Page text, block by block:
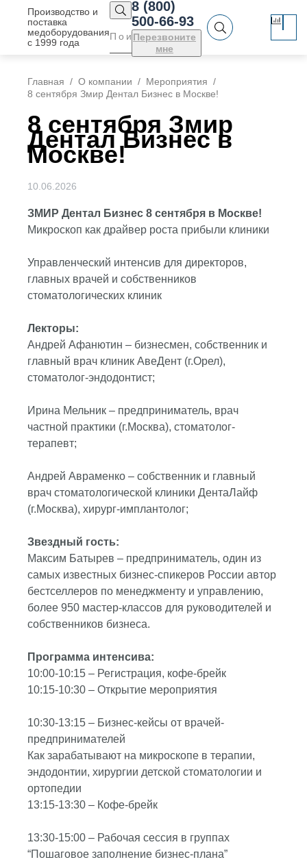
Производство и
поставка
медоборудования
с 1999 года
8 (800)
500-66-93
Перезвоните
мне
Главная О компании
Мероприятия
8 сентября Змир Дентал Бизнес в Москве!
8 сентября Змир
Дентал Бизнес в
Москве!
10.06.2026
ЗМИР Дентал Бизнес 8 сентября в Москве!
Микроскоп как драйвер роста прибыли клиники
Управленческий интенсив для директоров,
главных врачей и собственников
стоматологических клиник
Лекторы:
Андрей Афанютин – бизнесмен, собственник и
главный врач клиник АвеДент (г.Орел),
стоматолог-эндодонтист;
Ирина Мельник – предприниматель, врач
частной практики (г.Москва), стоматолог-
терапевт;
Андрей Авраменко – собственник и главный
врач стоматологической клиники ДентаЛайф
(г.Москва), хирург-имплантолог;
Звездный гость:
Максим Батырев – предприниматель, один из
самых известных бизнес-спикеров России автор
бестселлеров по менеджменту и управлению,
более 950 мастер-классов для руководителей и
собственников бизнеса.
Программа интенсива:
10:00-10:15 – Регистрация, кофе-брейк
10:15-10:30 – Открытие мероприятия
10:30-13:15 – Бизнес-кейсы от врачей-
предпринимателей
Как зарабатывают на микроскопе в терапии,
эндодонтии, хирургии детской стоматологии и
ортопедии
13:15-13:30 – Кофе-брейк
13:30-15:00 – Рабочая сессия в группах
“Пошаговое заполнение бизнес-плана”